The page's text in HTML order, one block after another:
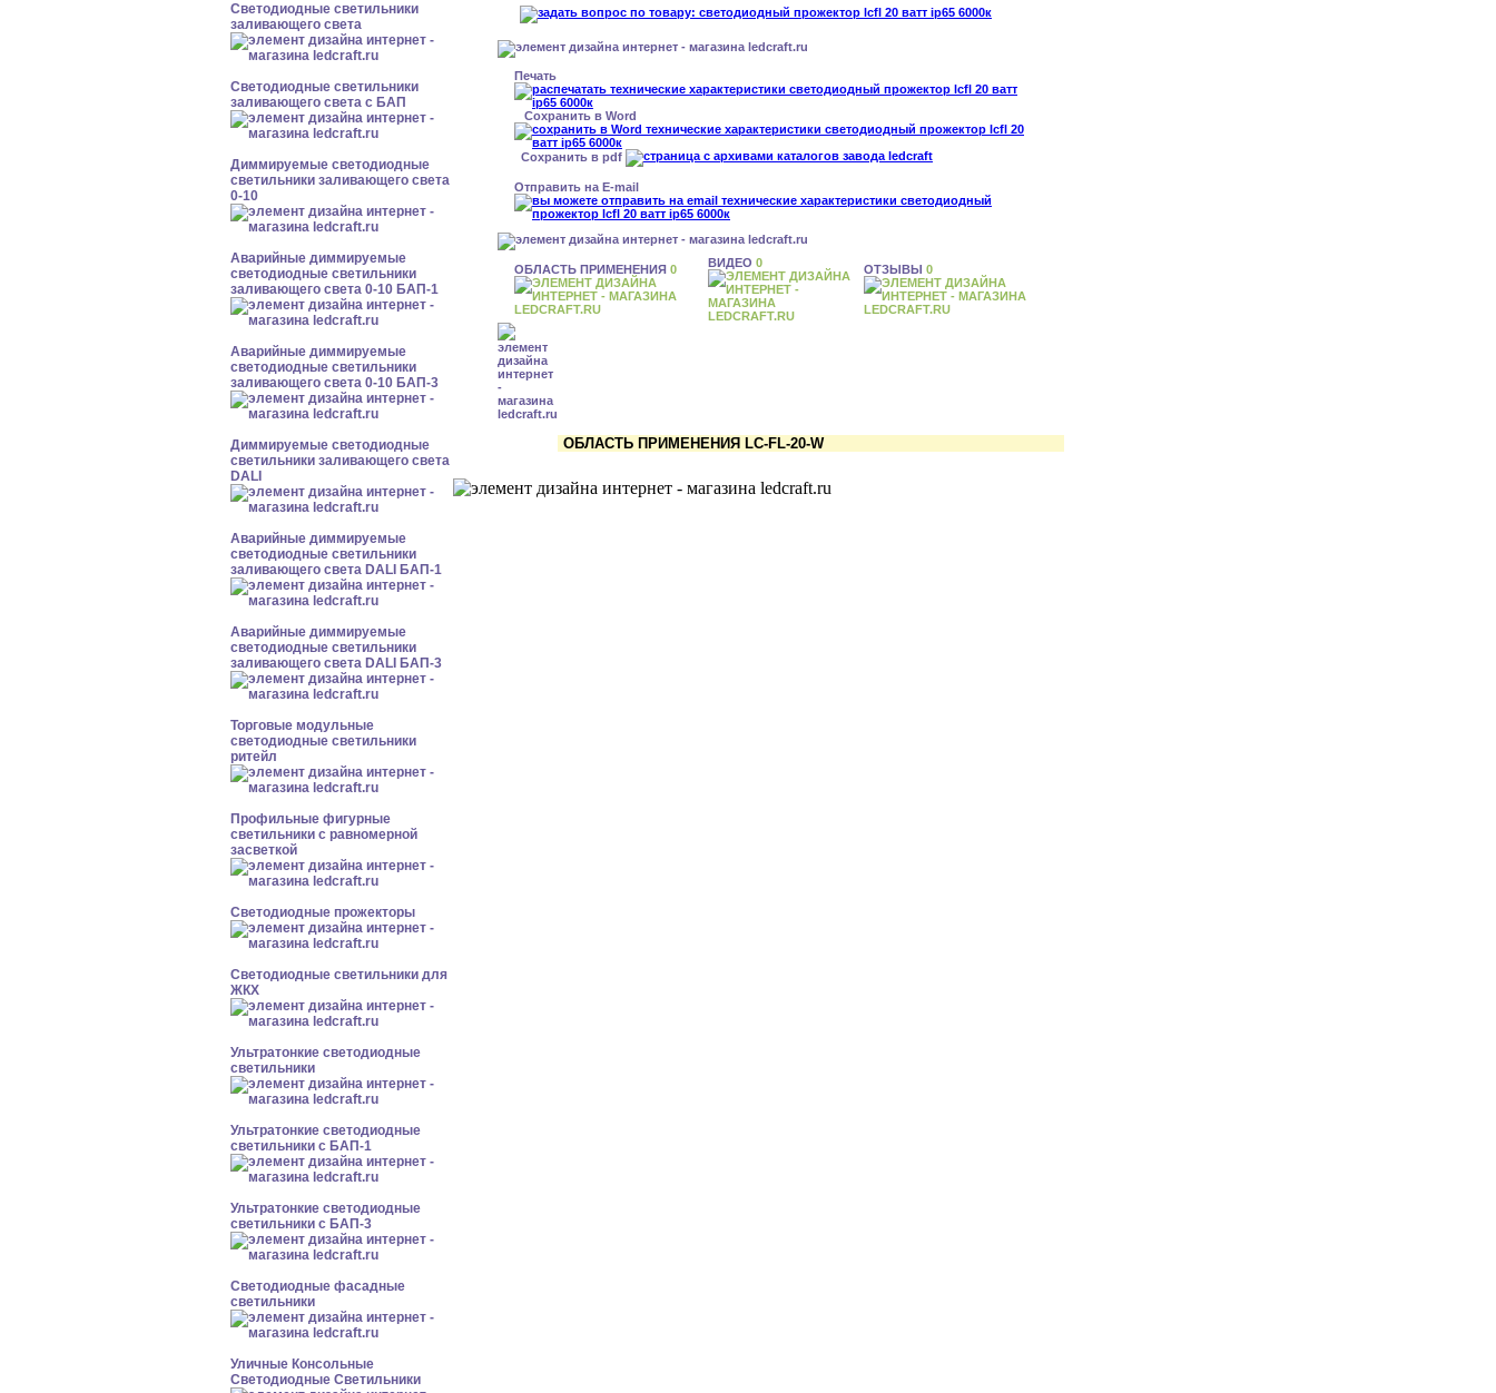
Светодиодные светильники
заливающего света
Светодиодные светильники
заливающего света с БАП
Диммируемые светодиодные
светильники заливающего света
0-10
Аварийные диммируемые
светодиодные светильники
заливающего света 0-10 БАП-1
Аварийные диммируемые
светодиодные светильники
заливающего света 0-10 БАП-3
Диммируемые светодиодные
светильники заливающего света
DALI
Аварийные диммируемые
светодиодные светильники
заливающего света DALI БАП-1
Аварийные диммируемые
светодиодные светильники
заливающего света DALI БАП-3
Торговые модульные
светодиодные светильники
ритейл
Профильные фигурные
светильники с равномерной
засветкой
Светодиодные прожекторы
Светодиодные светильники для
ЖКХ
Ультратонкие светодиодные
светильники
Ультратонкие светодиодные
светильники с БАП-1
Ультратонкие светодиодные
светильники с БАП-3
Светодиодные фасадные
светильники
Уличные Консольные
Светодиодные Светильники
Печать
Сохранить в Word
Сохранить в pdf
Отправить на E-mail
ОБЛАСТЬ ПРИМЕНЕНИЯ 0 ВИДЕО 0 ОТЗЫВЫ 0
ОБЛАСТЬ ПРИМЕНЕНИЯ LC-FL-20-W